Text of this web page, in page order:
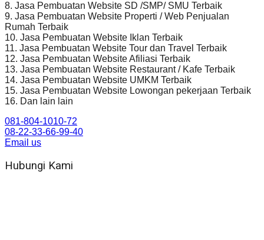
8. Jasa Pembuatan Website SD /SMP/ SMU Terbaik
9. Jasa Pembuatan Website Properti / Web Penjualan
Rumah Terbaik
10. Jasa Pembuatan Website Iklan Terbaik
11. Jasa Pembuatan Website Tour dan Travel Terbaik
12. Jasa Pembuatan Website Afiliasi Terbaik
13. Jasa Pembuatan Website Restaurant / Kafe Terbaik
14. Jasa Pembuatan Website UMKM Terbaik
15. Jasa Pembuatan Website Lowongan pekerjaan Terbaik
16. Dan lain lain
081-804-1010-72
08-22-33-66-99-40
Email us
Hubungi Kami